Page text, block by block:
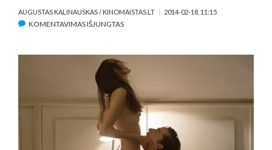
AUGUSTAS KALINAUSKAS / KINOMAISTAS.LT 2014-02-18, 11:15
KOMENTAVIMAS IŠJUNGTASĮRAŠE
–
TARPINĖ
STOTELĖ
LINK
DIDŽIOJO
EUROPOS
KINO